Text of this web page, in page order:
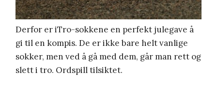
Derfor er iTro-sokkene en perfekt julegave å
gi til en kompis. De er ikke bare helt vanlige
sokker, men ved å gå med dem, går man rett og
slett i tro. Ordspill tilsiktet.